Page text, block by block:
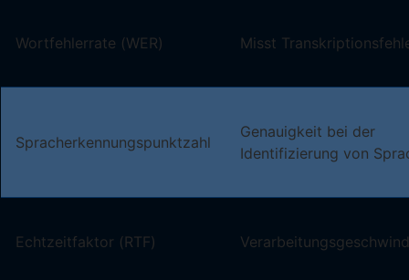
Wortfehlerrate (WER) Misst
Spracherkennungspunktzahl
Genauigkeit bei der
Identifizierung von
Echtzeitfaktor (RTF)